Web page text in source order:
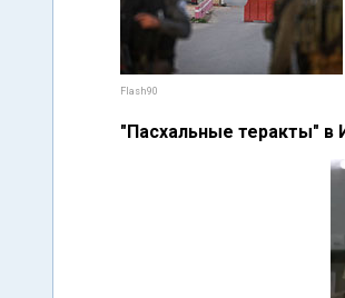
Flash90
"Пасхальные теракты" в